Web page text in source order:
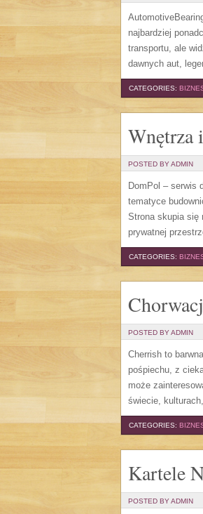
najbardziej
transportu, ale
dawnych aut,
CATEGORIES:
Wnętrza
POSTED BY ADMIN
DomPol – serwis
tematyce
Strona skupia się
prywatnej
CATEGORIES:
POSTED BY ADMIN
Cherrish to
pośpiechu, z
może
świecie,
CATEGORIES:
Kartele
POSTED BY ADMIN